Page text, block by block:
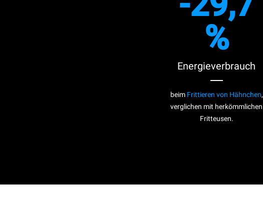
%
Energieverbrauch
beim Frittieren von Hähnchen,
verglichen mit herkömmlichen
Fritteusen.